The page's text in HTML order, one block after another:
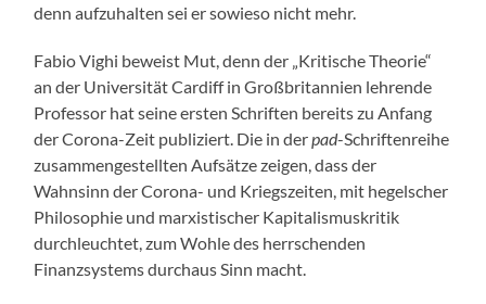
denn aufzuhalten sei er sowieso nicht mehr.
Fabio Vighi beweist Mut, denn der „Kritische Theorie“
an der Universität Cardiff in Großbritannien lehrende
Professor hat seine ersten Schriften bereits zu Anfang
der Corona-Zeit publiziert. Die in der pad-Schriftenreihe
zusammengestellten Aufsätze zeigen, dass der
Wahnsinn der Corona- und Kriegszeiten, mit hegelscher
Philosophie und marxistischer Kapitalismuskritik
durchleuchtet, zum Wohle des herrschenden
Finanzsystems durchaus Sinn macht.